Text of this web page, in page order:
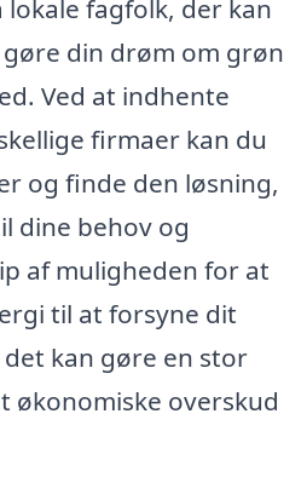
fagfolk, der kan
din drøm om grøn
Ved at indhente
firmaer kan du
og finde den løsning,
dine behov og
af muligheden for at
til at forsyne dit
kan gøre en stor
økonomiske overskud